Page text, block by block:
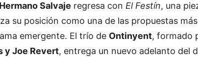
Hermano Salvaje regresa con El Festín, una
su posición como una de las propuestas
emergente. El trío de Ontinyent, formado
y Joe Revert, entrega un nuevo adelanto del